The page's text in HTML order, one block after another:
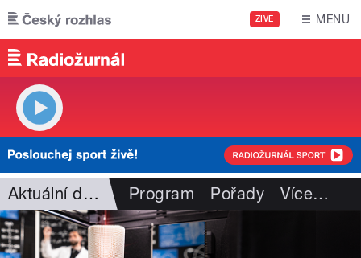
Přejít k hlavnímu obsahu
ŽIVĚ MENU
Aktuální dění Program Pořady Více…